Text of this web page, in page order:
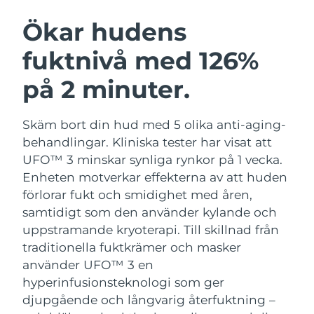
Ökar hudens
fuktnivå med 126%
på 2 minuter.
Skäm bort din hud med 5 olika anti-aging-
behandlingar. Kliniska tester har visat att
UFO™ 3 minskar synliga rynkor på 1 vecka.
Enheten motverkar effekterna av att huden
förlorar fukt och smidighet med åren,
samtidigt som den använder kylande och
uppstramande kryoterapi. Till skillnad från
traditionella fuktkrämer och masker
använder UFO™ 3 en
hyperinfusionsteknologi som ger
djupgående och långvarig återfuktning –
Ansiktsrengöring
Anti-aging massage
LUNA™ 4 Plus
Massage, LED heating
LUNA™ 4 Men
For men, anti-aging massage
Ansiktslyft
Microcurrent toning
BEAR™ 2 go
Microcurrent toning on-the-go
BEAR™ 2 eyes & lips
Microcurrent line smoothing device
Återfuktning
UFO™ 3-paket
Deep facial hydration
UFO™ 3 LED
Near-infrared and red light therapy
device
Munvård
issa™ 4
Hybrid silicone sonic toothbrush
issa™ 4 plus
Smart hybrid silicone sonic toothbrush
FAQ™ ANTI-AGING-BEHANDLING
Anti-aging LED-behandlingar
NEW
Österrike
Bahrain Förväntad leverans
Belgien Förväntad leverans
Bermuda Förväntad leverans8/17/26
Bosnien och
Hercegovina
Förväntad leverans8/14/26
Brunei Förväntad leverans
Bulgarien Förväntad leverans8/11/26
Kanada
Chile Förväntad leverans8/15/26